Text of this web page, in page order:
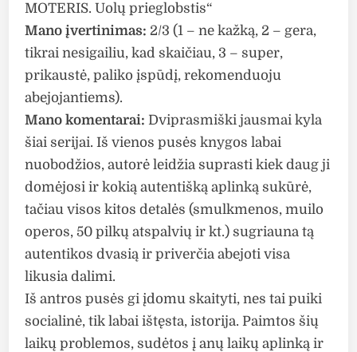
MOTERIS. Uolų prieglobstis“
Mano įvertinimas: 2/3 (1 – ne kažką, 2 – gera,
tikrai nesigailiu, kad skaičiau, 3 – super,
prikaustė, paliko įspūdį, rekomenduoju
abejojantiems).
Mano komentarai:Dviprasmiški jausmai kyla
šiai serijai. Iš vienos pusės knygos labai
nuobodžios, autorė leidžia suprasti kiek daug ji
domėjosi ir kokią autentišką aplinką sukūrė,
tačiau visos kitos detalės (smulkmenos, muilo
operos, 50 pilkų atspalvių ir kt.) sugriauna tą
autentikos dvasią ir priverčia abejoti visa
likusia dalimi.
Iš antros pusės gi įdomu skaityti, nes tai puiki
socialinė, tik labai ištęsta, istorija. Paimtos šių
laikų problemos, sudėtos į anų laikų aplinką ir